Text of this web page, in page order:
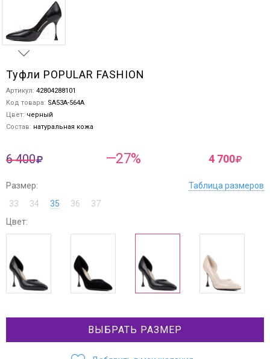
Туфли POPULAR FASHION
Артикул: 42804288101
Код товара: SA53A-564A
Цвет: черный
Состав: натуральная кожа
6 400 —27% 4 700
Размер:
Таблица размеров
33
34 35 36
37
Цвет:
ВЫБРАТЬ РАЗМЕР